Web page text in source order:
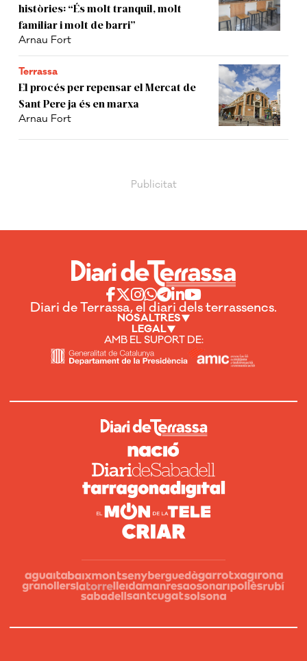
històries: “És molt tranquil, molt
familiar i molt de barri”
Arnau Fort
Terrassa
El procés per repensar el Mercat de
Sant Pere ja és en marxa
Arnau Fort
Diari de Terrassa, el diari dels terrassencs.
NOSALTRES
LEGAL
AMB EL SUPORT DE: